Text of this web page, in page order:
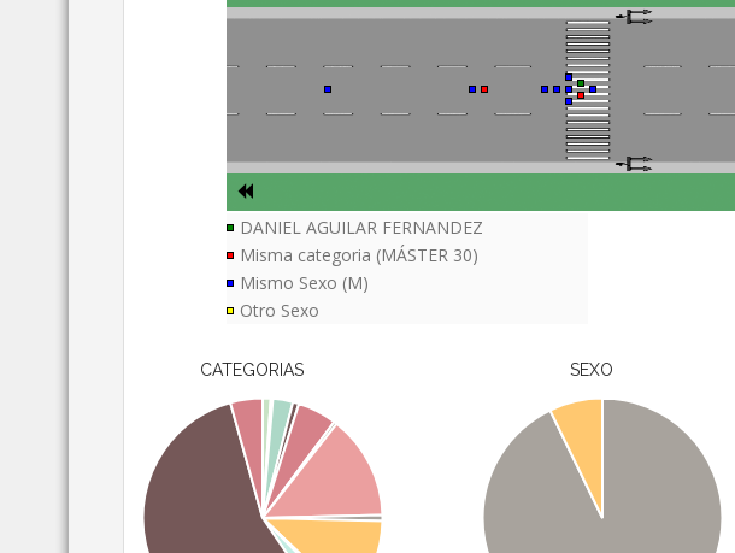
DANIEL AGUILAR FERNANDEZ
Misma categoria (MÁSTER 30)
Mismo Sexo (M)
Otro Sexo
CATEGORIAS SEXO